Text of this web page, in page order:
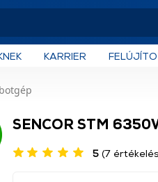
KARRIER
SENCOR STM
5 (7